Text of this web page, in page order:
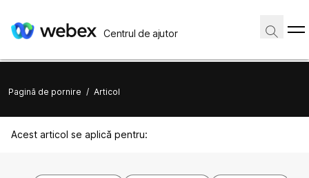
Centrul de ajutor
Pagină de pornire / Articol
Acest articol se aplică pentru: